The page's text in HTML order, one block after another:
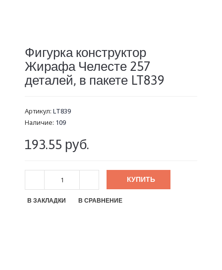
Фигурка конструктор
Жирафа Челесте 257
деталей, в пакете LT839
Артикул: LT839
Наличие: 109
193.55 руб.
КУПИТЬ
В ЗАКЛАДКИ В СРАВНЕНИЕ